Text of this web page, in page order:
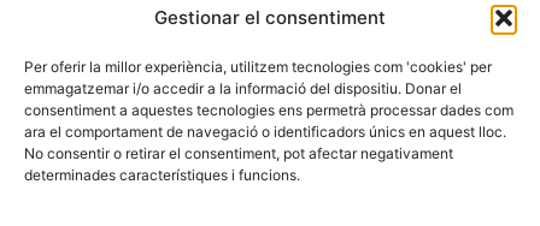
Gestionar el consentiment
Per oferir la millor experiència, utilitzem tecnologies com 'cookies' per
emmagatzemar i/o accedir a la informació del dispositiu. Donar el
consentiment a aquestes tecnologies ens permetrà processar dades com
ara el comportament de navegació o identificadors únics en aquest lloc.
No consentir o retirar el consentiment, pot afectar negativament
determinades característiques i funcions.